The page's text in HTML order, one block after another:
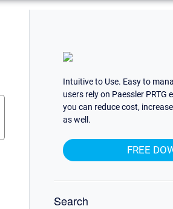
Intuitive to Use. Easy to
users rely on Paessler PRTG
you can reduce cost,
as well.
FREE
Search